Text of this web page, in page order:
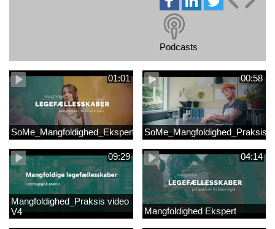
Podcasts
01:01
SoMe_Mangfoldighed_Ekspert
00:58
SoMe_Mangfoldighed_Praksis
09:29
Mangfoldighed_Praksis video
V4
04:14
Mangfoldighed Ekspert